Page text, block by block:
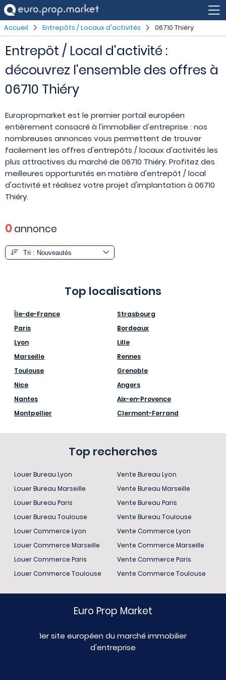
Accueil Entrepôts / Locaux d'activités 06710 Thiéry
Entrepôt / Local d'activité :
découvrez l'ensemble des offres à
06710 Thiéry
Europropmarket est le premier portail européen
entièrement consacré à l'immobilier d'entreprise : nos
nombreuses annonces vous permettent de trouver
facilement les offres d'entrepôts / locaux d'activités les
plus attractives du marché de 06710 Thiéry. Profitez des
meilleures opportunités en matière d'entrepôt / local
d'activité et réalisez votre projet d'implantation à 06710
Thiéry.
0annonce
Top localisations
Île-de-France
Paris
Lyon
Marseille
Toulouse
Nice
Nantes
Montpellier
Strasbourg
Bordeaux
Lille
Rennes
Grenoble
Angers
Aix-en-Provence
Clermont-Ferrand
Top recherches
Louer Bureau Lyon
Louer Bureau Marseille
Louer Bureau Paris
Louer Bureau Toulouse
Louer Commerce Lyon
Louer Commerce Marseille
Louer Commerce Paris
Louer Commerce Toulouse
Vente Bureau Lyon
Vente Bureau Marseille
Vente Bureau Paris
Vente Bureau Toulouse
Vente Commerce Lyon
Vente Commerce Marseille
Vente Commerce Paris
Vente Commerce Toulouse
Euro Prop Market
1er site européen du marché immobilier
d'entreprise